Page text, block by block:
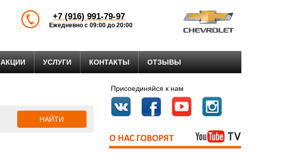
+7 (916) 991-79-97
Ежедневно с 09:00 до 20:00
АКЦИИ УСЛУГИ КОНТАКТЫ ОТЗЫВЫ
НАЙТИ
Присоединяйся к нам